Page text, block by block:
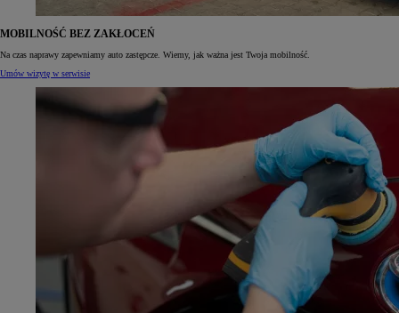
MOBILNOŚĆ BEZ ZAKŁOCEŃ
Na czas naprawy zapewniamy auto zastępcze. Wiemy, jak ważna jest Twoja mobilność.
Umów wizytę w serwisie